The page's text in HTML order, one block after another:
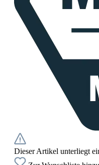
Dieser Artikel unterliegt